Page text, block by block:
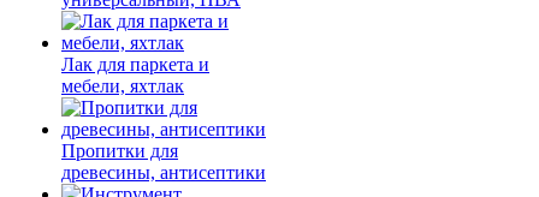
Лак для паркета и
мебели, яхтлак
Пропитки для
древесины, антисептики